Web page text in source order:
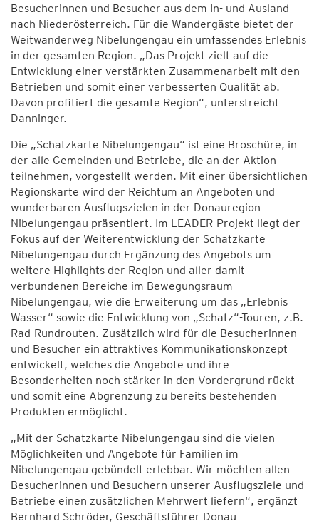
Besucherinnen und Besucher aus dem In- und Ausland
nach Niederösterreich. Für die Wandergäste bietet der
Weitwanderweg Nibelungengau ein umfassendes Erlebnis
in der gesamten Region. „Das Projekt zielt auf die
Entwicklung einer verstärkten Zusammenarbeit mit den
Betrieben und somit einer verbesserten Qualität ab.
Davon profitiert die gesamte Region“, unterstreicht
Danninger.
Die „Schatzkarte Nibelungengau“ ist eine Broschüre, in
der alle Gemeinden und Betriebe, die an der Aktion
teilnehmen, vorgestellt werden. Mit einer übersichtlichen
Regionskarte wird der Reichtum an Angeboten und
wunderbaren Ausflugszielen in der Donauregion
Nibelungengau präsentiert. Im LEADER-Projekt liegt der
Fokus auf der Weiterentwicklung der Schatzkarte
Nibelungengau durch Ergänzung des Angebots um
weitere Highlights der Region und aller damit
verbundenen Bereiche im Bewegungsraum
Nibelungengau, wie die Erweiterung um das „Erlebnis
Wasser“ sowie die Entwicklung von „Schatz“-Touren, z.B.
Rad-Rundrouten. Zusätzlich wird für die Besucherinnen
und Besucher ein attraktives Kommunikationskonzept
entwickelt, welches die Angebote und ihre
Besonderheiten noch stärker in den Vordergrund rückt
und somit eine Abgrenzung zu bereits bestehenden
Produkten ermöglicht.
„Mit der Schatzkarte Nibelungengau sind die vielen
Möglichkeiten und Angebote für Familien im
Nibelungengau gebündelt erlebbar. Wir möchten allen
Besucherinnen und Besuchern unserer Ausflugsziele und
Betriebe einen zusätzlichen Mehrwert liefern“, ergänzt
Bernhard Schröder, Geschäftsführer Donau